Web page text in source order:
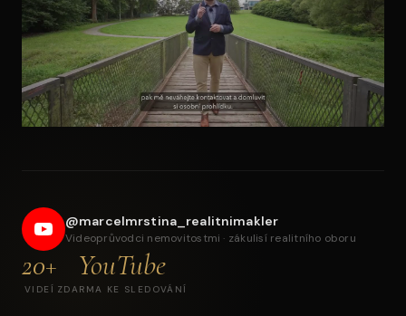
@marcelmrstina_realitnimakler
Videoprůvodci nemovitostmi · zákulisí realitního oboru
20+
VIDEÍ
YouTube
ZDARMA KE SLEDOVÁNÍ